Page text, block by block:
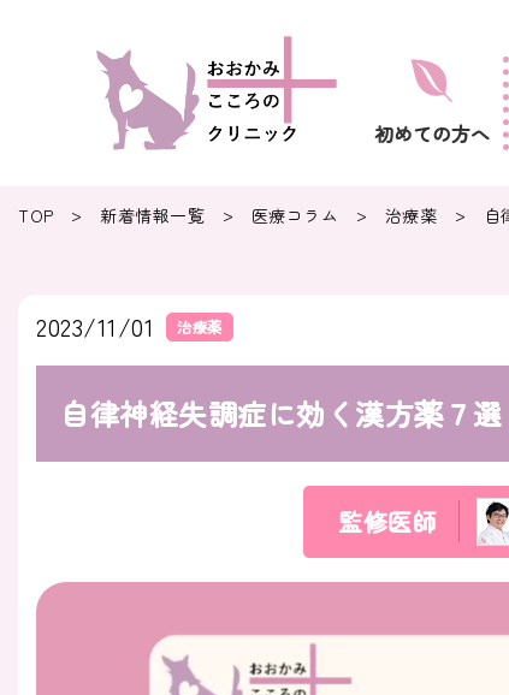
初めての方へ
TOP > 新着情報一覧 > 医療コラム > 治療薬 > 自
2023/11/01 治療薬
自律神経失調症に効く漢方薬７
監修医師